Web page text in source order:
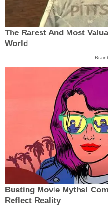
The Rarest And Most
World
Busting Movie Myths!
Reflect Reality